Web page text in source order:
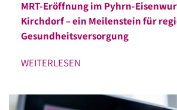
MRT-Eröffnung im Pyhrn-
Kirchdorf – ein Meilenstein für
Gesundheitsversorgung
WEITERLESEN